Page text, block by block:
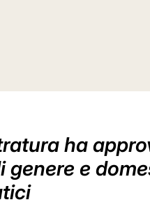
ha
e